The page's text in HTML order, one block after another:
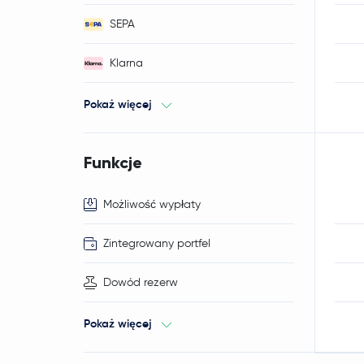
SEPA
Klarna
Pokaż więcej
Funkcje
Możliwość wypłaty
Zintegrowany portfel
Dowód rezerw
Pokaż więcej